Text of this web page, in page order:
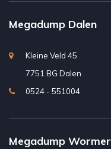
Megadump Dalen
Kleine Veld 45
7751 BG Dalen
0524 - 551004
Megadump Wormer